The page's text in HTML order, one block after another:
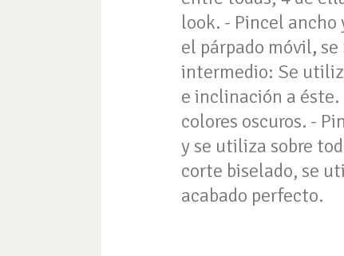
look. - Pincel ancho
el párpado móvil, se
intermedio: Se
e inclinación a éste.
colores oscuros. -
y se utiliza sobre
corte biselado, se
acabado perfecto.